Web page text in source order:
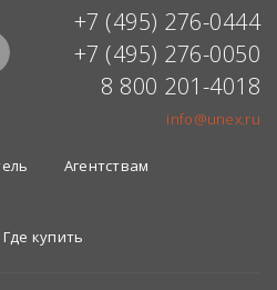
+7 (495) 276-0444
+7 (495) 276-0050
8 800 201-4018
info@unex.ru
Агентствам
Где купить